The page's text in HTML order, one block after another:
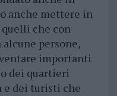
anche mettere in
che con
persone,
importanti
dei quartieri
dei turisti che